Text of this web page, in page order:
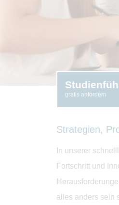
gratis anfordern
Strategien,
In unserer
Fortschritt und
alles anders sein